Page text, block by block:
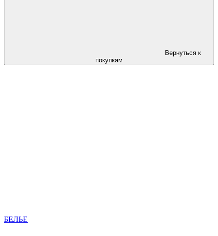
Вернуться к
покупкам
БЕЛЬЕ